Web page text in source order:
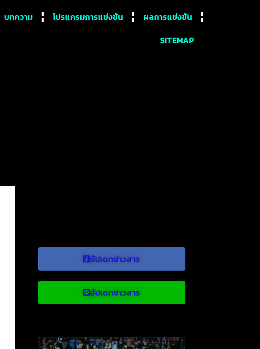
บทความ โปรแกรมการแข่งขัน
ผลการแข่งขัน
SITEMAP
อัปเดทข่าวสาร
อัปเดทข่าวสาร